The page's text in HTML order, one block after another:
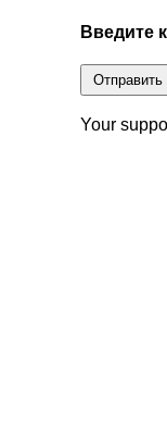
Введите
Отправить
Your